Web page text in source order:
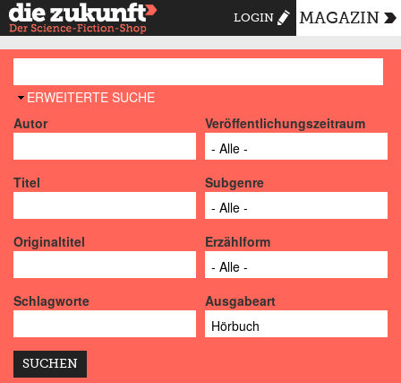
LOGIN MAGAZIN
AUSBLENDEN
ERWEITERTE SUCHE
Autor
Veröffentlichungszeitraum
Titel Subgenre
Originaltitel Erzählform
Schlagworte Ausgabeart